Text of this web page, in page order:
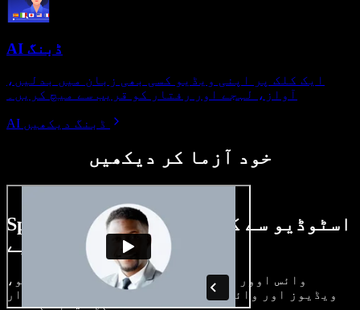
AI ڈبنگ
ایک کلک پر اپنی ویڈیو کسی بھی زبان میں بدلیں،
آواز، لہجے اور رفتار کو قریب سے میچ کریں۔
AI ڈبنگ دیکھیں
خود آزما کر دیکھیں
Speechify اسٹوڈیو سے کیا کچھ کر سکتے
ہیں، دیکھیے
وائس اوور بنائیں، رائلٹی فری امیجز، آڈیو،
ویڈیوز اور وائس کلون شامل کر کے بھرپور، شاندار